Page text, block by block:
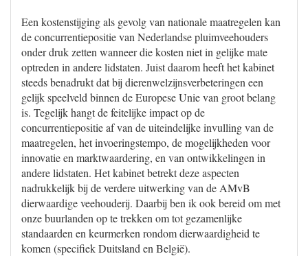
Een kostenstijging als gevolg van nationale maatregelen kan
de concurrentiepositie van Nederlandse pluimveehouders
onder druk zetten wanneer die kosten niet in gelijke mate
optreden in andere lidstaten. Juist daarom heeft het kabinet
steeds benadrukt dat bij dierenwelzijnsverbeteringen een
gelijk speelveld binnen de Europese Unie van groot belang
is. Tegelijk hangt de feitelijke impact op de
concurrentiepositie af van de uiteindelijke invulling van de
maatregelen, het invoeringstempo, de mogelijkheden voor
innovatie en marktwaardering, en van ontwikkelingen in
andere lidstaten. Het kabinet betrekt deze aspecten
nadrukkelijk bij de verdere uitwerking van de AMvB
dierwaardige veehouderij. Daarbij ben ik ook bereid om met
onze buurlanden op te trekken om tot gezamenlijke
standaarden en keurmerken rondom dierwaardigheid te
komen (specifiek Duitsland en België).